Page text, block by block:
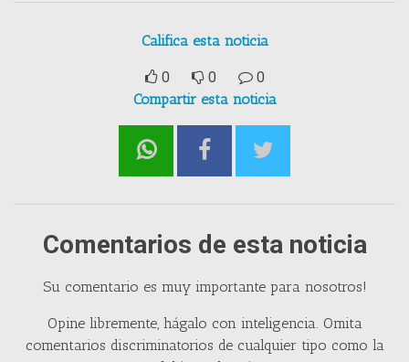
Califica esta noticia
0 0
0
Compartir esta noticia
Comentarios de esta noticia
Su comentario es muy importante para nosotros!
Opine libremente, hágalo con inteligencia. Omita
comentarios discriminatorios de cualquier tipo como la